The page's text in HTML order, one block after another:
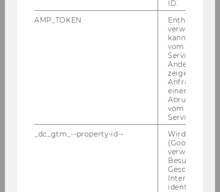
Working Paper Series #35
A Cen­tu­ry of Weekly Working Time Re­duc­tions:
A Sys­te­ma­tic Li­te­ra­tu­re Re­view and Meta-​
Analysis (Qui­rin Dam­me­rer, Lud­wig List)
ID.
AMP_TOKEN
Enthält ein
verwendet
kann, um
vom AMP-
Service
Andere
zeigen Opt-
Anfrage im
einen Fehler
Abrufen
vom AMP
Service an.
_dc_gtm_--property-id--
Wird von
(Google Tag
verwendet,
Besucher
Geschlecht
Interessen zu
identifizieren.